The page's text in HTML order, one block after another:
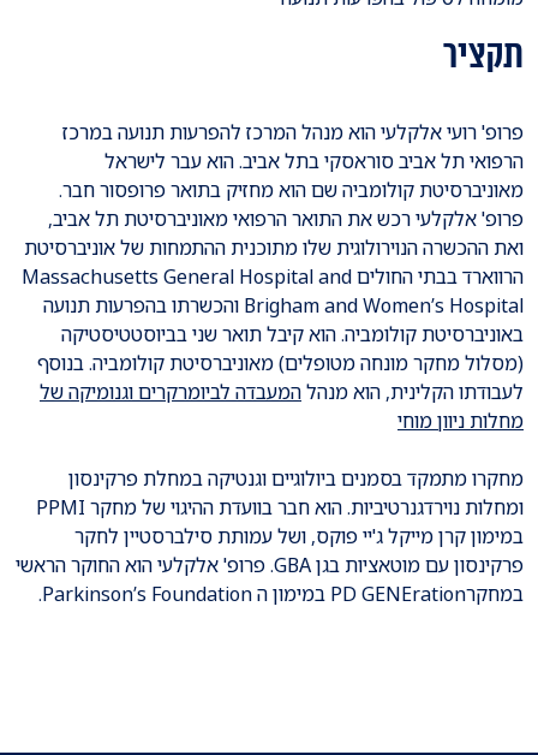
תקציר
פרופ' רועי אלקלעי הוא מנהל המרכז להפרעות תנועה במרכז
הרפואי תל אביב סוראסקי בתל אביב. הוא עבר לישראל
מאוניברסיטת קולומביה שם הוא מחזיק בתואר פרופסור חבר.
פרופ' אלקלעי רכש את התואר הרפואי מאוניברסיטת תל אביב,
ואת ההכשרה הנוירולוגית שלו מתוכנית ההתמחות של אוניברסיטת
הרווארד בבתי החולים Massachusetts General Hospital and
Brigham and Women’s Hospital והכשרתו בהפרעות תנועה
באוניברסיטת קולומביה. הוא קיבל תואר שני בביוסטטיסטיקה
(מסלול מחקר מונחה מטופלים) מאוניברסיטת קולומביה. בנוסף
לעבודתו הקלינית, הוא מנהלהמעבדה לביומרקרים וגנומיקה של
מחלות ניוון מוחי
מחקרו מתמקד בסמנים ביולוגיים וגנטיקה במחלת פרקינסון
ומחלות נוירדגנרטיביות. הוא חבר בוועדת ההיגוי של מחקר PPMI
במימון קרן מייקל ג'יי פוקס, ושל עמותת סילברסטיין לחקר
פרקינסון עם מוטאציות בגן GBA. פרופ' אלקלעי הוא החוקר הראשי
במחקרPD GENEration במימון ה Parkinson’s Foundation.